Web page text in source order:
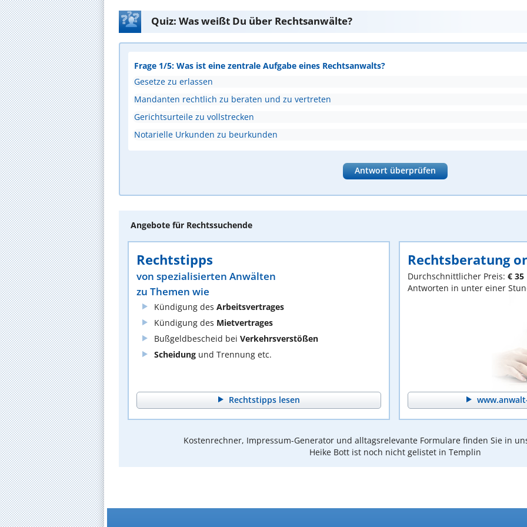
Quiz: Was weißt Du über Rechtsanwälte?
Frage 1/5: Was ist eine zentrale Aufgabe eines Rechtsanwalts?
Gesetze zu erlassen
Mandanten rechtlich zu beraten und zu vertreten
Gerichtsurteile zu vollstrecken
Notarielle Urkunden zu beurkunden
Antwort überprüfen
Angebote für Rechtssuchende
Rechtstipps
von spezialisierten Anwälten
zu Themen wie
Kündigung des Arbeitsvertrages
Kündigung des Mietvertrages
Bußgeldbescheid bei Verkehrsverstößen
Scheidung und Trennung etc.
Rechtstipps lesen
Rechtsberatung
Durchschnittlicher Preis: € 35
Antworten in unter einer
Kostenrechner, Impressum-Generator und alltagsrelevante Formulare finden Sie in
Heike Bott ist noch nicht gelistet in Templin